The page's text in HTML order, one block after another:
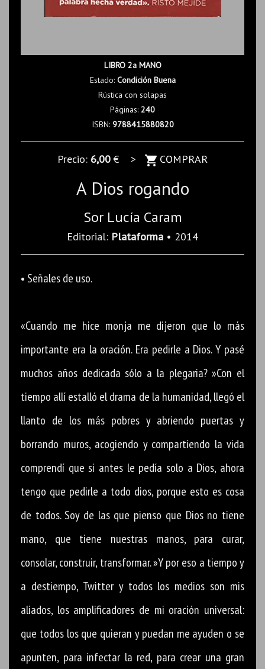
LIBRO 2a MANO
Estado: Condición Buena
Rústica con solapas
Páginas: 240
ISBN: 9788415880820
Precio: 6,00€ > COMPRAR
A Dios rogando
Sor Lucía Caram
Editorial: Plataforma • 2014
• Señales de uso.
«Cuando me hice monja me dijeron que lo más
importante era la oración. Era pedirle a Dios. Y pasé
muchos años dedicada sólo a la plegaria? »Con el
tiempo allí estalló el drama de la humanidad, llegó el
llanto de los más pobres y abriendo puertas y
borrando muros, acogiendo y compartiendo la vida
comprendí que si antes le pedía solo a Dios, ahora
tengo que pedirle a todo dios, porque esto es cosa
de todos. Soy de las que pienso que Dios no tiene
mano, que tiene nuestras manos, para curar,
consolar, construir, transformar. »Y por eso a tiempo y
a destiempo, Twitter y todos los medios son mis
aliados, los amplificadores de mi oración universal:
que todos los que quieran y puedan me ayuden o se
apunten, para infectar la red, para crear una gran